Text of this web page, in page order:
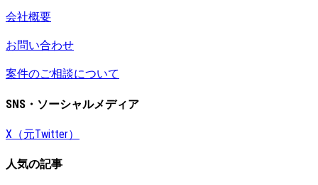
会社概要
お問い合わせ
案件のご相談について
SNS・ソーシャルメディア
X（元Twitter）
人気の記事